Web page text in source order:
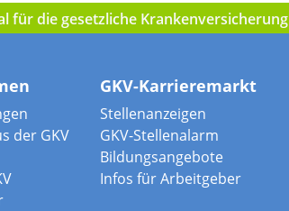
für die gesetzliche Krankenversicherung
der GKV
GKV-Karrieremarkt
Stellenanzeigen
GKV-Stellenalarm
Bildungsangebote
Infos für Arbeitgeber